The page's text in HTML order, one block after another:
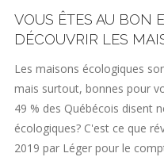
VOUS ÊTES AU BON
DÉCOUVRIR LES
Les maisons écologiques
mais surtout, bonnes pour
49 % des Québécois disent
écologiques? C'est ce que
2019 par Léger pour le